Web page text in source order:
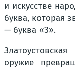
и искусстве
буква, которая
— буква «З».
оружие